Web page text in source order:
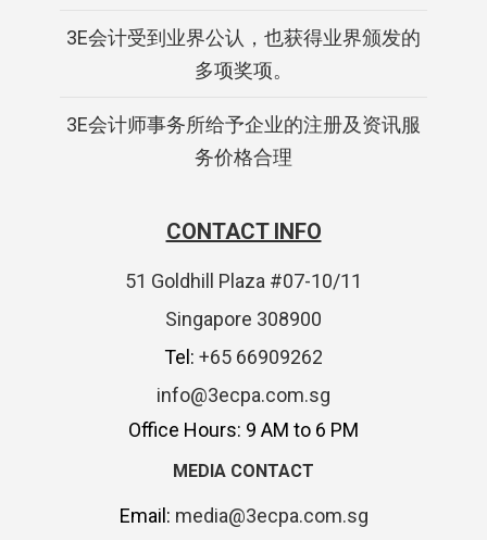
3E会计受到业界公认，也获得业界颁发的
多项奖项。
3E会计师事务所给予企业的注册及资讯服
务价格合理
CONTACT INFO
51 Goldhill Plaza #07-10/11
Singapore 308900
Tel: +65 66909262
info@3ecpa.com.sg
Office Hours: 9 AM to 6 PM
MEDIA CONTACT
Email: media@3ecpa.com.sg